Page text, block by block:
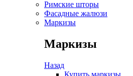
Римские шторы
Фасадные жалюзи
Маркизы
Маркизы
Назад
Купить маркизы